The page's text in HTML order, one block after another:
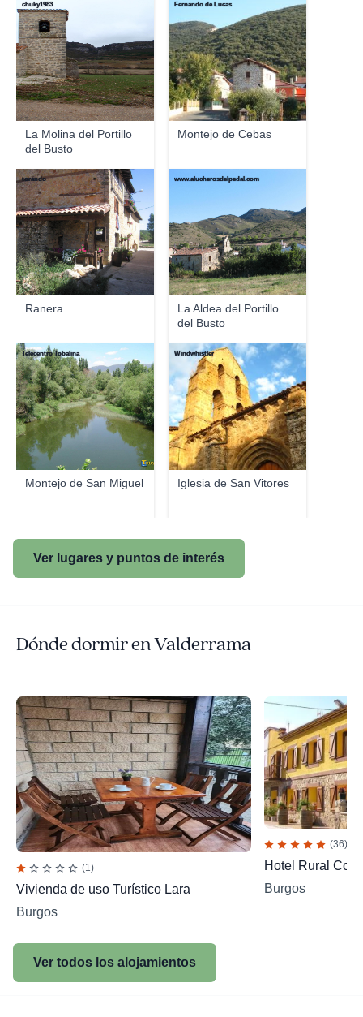
La Molina del Portillo
del Busto
chuky1983
Montejo de Cebas
Fernando de Lucas
Ranera
torando
La Aldea del Portillo
del Busto
www.alucherosdelpedal.com
Montejo de San Miguel
Telecentro Tobalina
Iglesia de San Vitores
Windwhistler
Ver lugares y puntos de interés
Dónde dormir en Valderrama
(1)
Vivienda de uso Turístico Lara
Burgos
(36)
Hotel Rural
Burgos
Ver todos los alojamientos